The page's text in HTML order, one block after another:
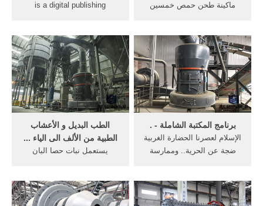
is a digital publishing
catalogs, newspapers,
books, and more online.
Easily share your
publications and get ...
ماكينة طحن حمص خمسين
المنوره · ماكينة .
الطب البديل و الأعشاب
الطبية من الألف الى الياء ...
يستعمل نبات حصا البان
وعليه يمكن طحن ...
برنامج المكتبة الشاملة - .
الإسلام لعصرنا الحضارة الغربية
ضجة عن الحرية.. وممارسة